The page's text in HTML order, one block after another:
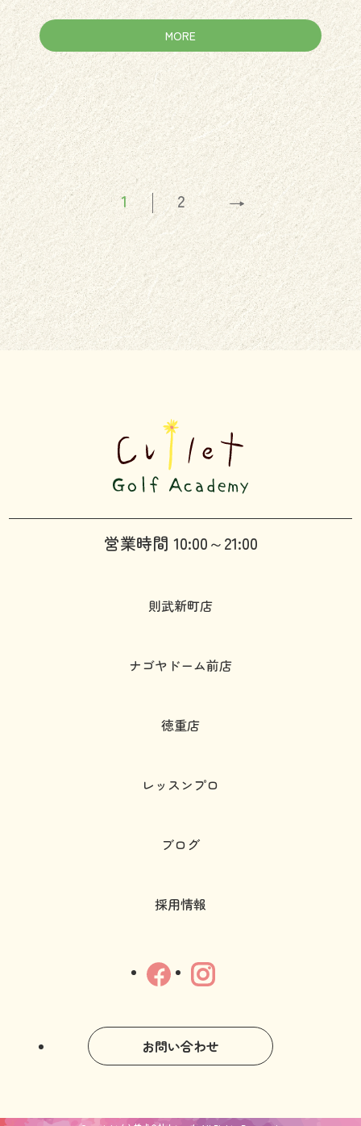
MORE
1 2 →
営業時間 10:00～21:00
則武新町店
ナゴヤドーム前店
徳重店
レッスンプロ
ブログ
採用情報
お問い合わせ